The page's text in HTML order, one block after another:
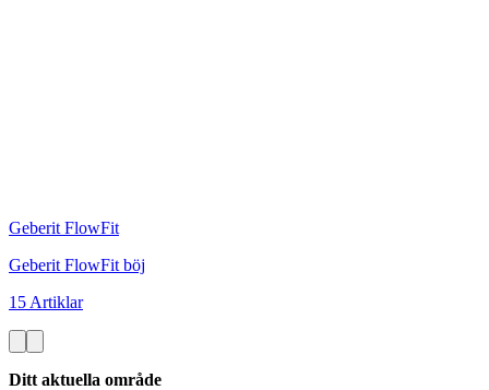
Geberit FlowFit
Geberit FlowFit böj
15 Artiklar
Ditt aktuella område